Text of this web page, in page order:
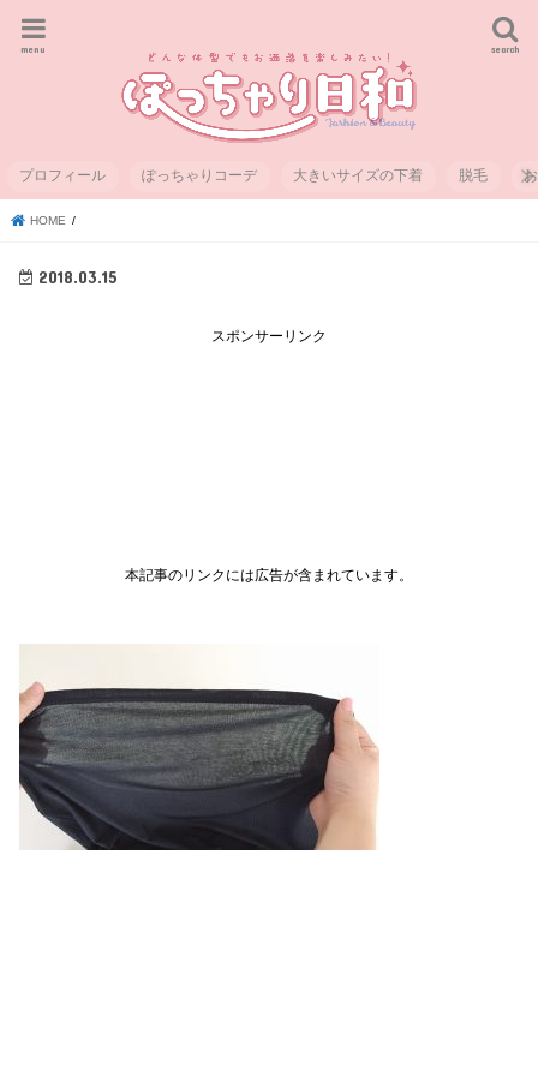
search
menu
プロフィール ぽっちゃりコーデ 大きいサイズの下着 脱毛
HOME
2018.03.15
スポンサーリンク
本記事のリンクには広告が含まれています。